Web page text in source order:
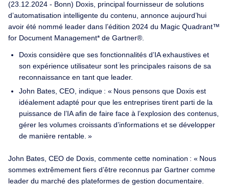
(23.12.2024 - Bonn) Doxis, principal fournisseur de solutions
d’automatisation intelligente du contenu, annonce aujourd’hui
avoir été nommé leader dans l’édition 2024 du Magic Quadrant™
for Document Management* de Gartner®.
Doxis considère que ses fonctionnalités d’IA exhaustives et
son expérience utilisateur sont les principales raisons de sa
reconnaissance en tant que leader.
John Bates, CEO, indique : « Nous pensons que Doxis est
idéalement adapté pour que les entreprises tirent parti de la
puissance de l’IA afin de faire face à l’explosion des contenus,
gérer les volumes croissants d’informations et se développer
de manière rentable. »
John Bates, CEO de Doxis, commente cette nomination : « Nous
sommes extrêmement fiers d’être reconnus par Gartner comme
leader du marché des plateformes de gestion documentaire.